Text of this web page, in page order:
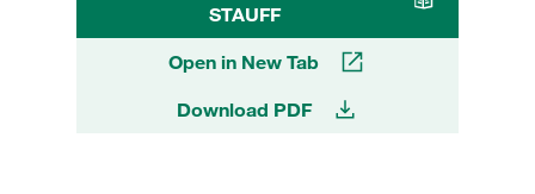
STAUFF
Open in New Tab
Download PDF